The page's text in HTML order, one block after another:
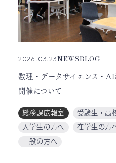
2026.03.23NEWSBLOG
数理・データサイエンス・
開催について
総務課広報室
受験生・高
入学生の方へ
在学生の方
一般の方へ